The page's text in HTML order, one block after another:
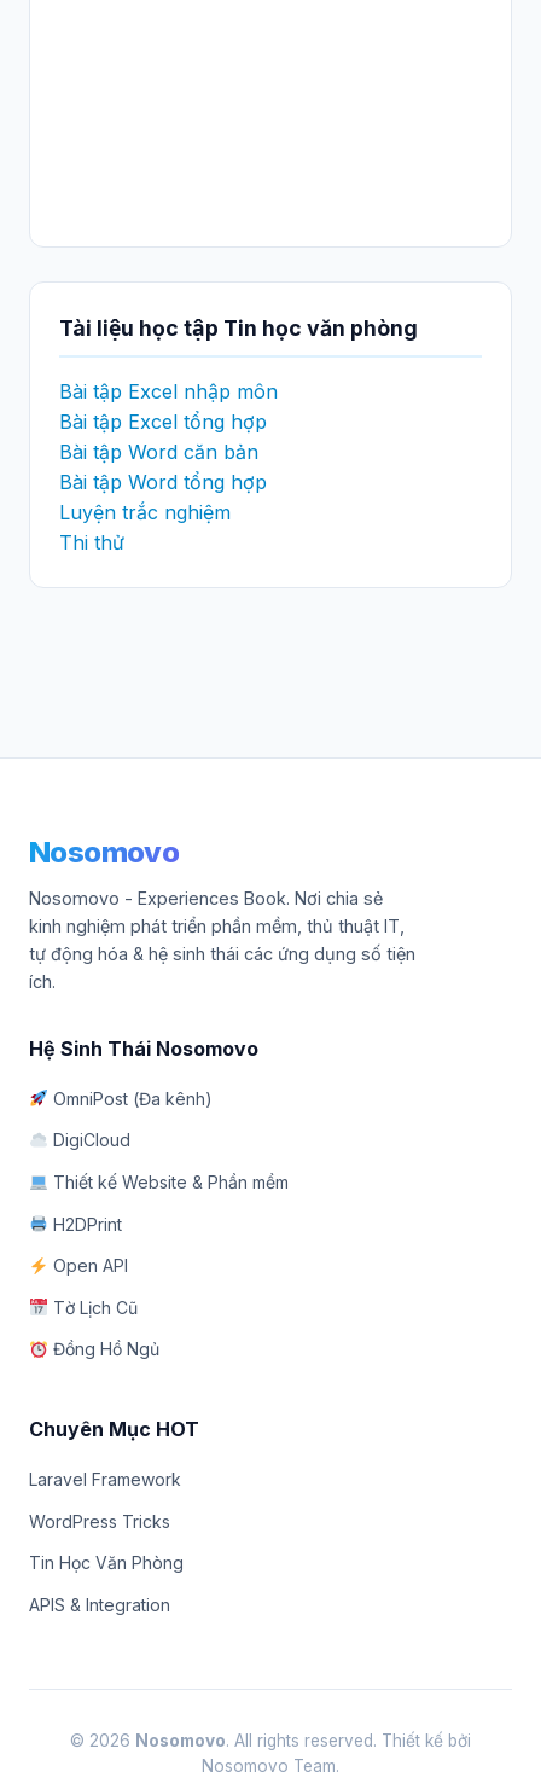
Tài liệu học tập Tin học văn phòng
Bài tập Excel nhập môn
Bài tập Excel tổng hợp
Bài tập Word căn bản
Bài tập Word tổng hợp
Luyện trắc nghiệm
Thi thử
Nosomovo
Nosomovo - Experiences Book. Nơi chia sẻ
kinh nghiệm phát triển phần mềm, thủ thuật IT,
tự động hóa & hệ sinh thái các ứng dụng số tiện
ích.
Hệ Sinh Thái Nosomovo
OmniPost (Đa kênh)
DigiCloud
Thiết kế Website & Phần mềm
H2DPrint
Open API
Tờ Lịch Cũ
Đồng Hồ Ngủ
Chuyên Mục HOT
Laravel Framework
WordPress Tricks
Tin Học Văn Phòng
APIS & Integration
© 2026 Nosomovo. All rights reserved. Thiết kế bởi
Nosomovo Team.